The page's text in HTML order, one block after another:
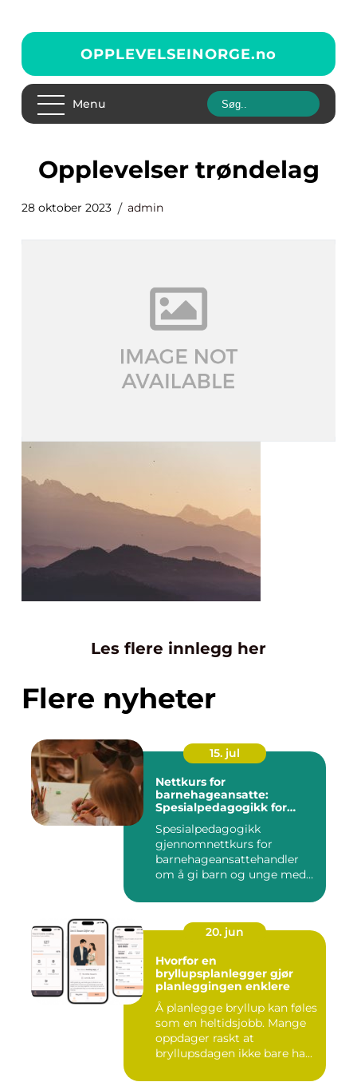
OPPLEVELSEINORGE.no
Menu
opplevelser trøndelag
28 oktober 2023 admin
Les flere innlegg her
Flere nyheter
15. jul
Nettkurs for
barnehageansatte:
Spesialpedagogikk for
Spesialpedagogikk
gjennomnettkurs for
barnehageansattehandler
om å gi barn og unge med
20. jun
Hvorfor en
bryllupsplanlegger gjør
planleggingen enklere
Å planlegge bryllup kan føles
som en heltidsjobb. Mange
oppdager raskt at
bryllupsdagen ikke bare ha...